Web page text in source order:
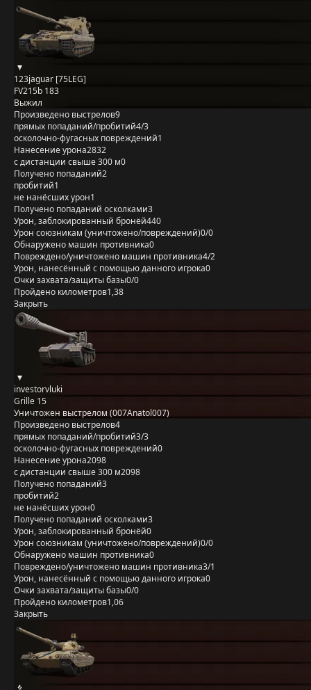
123jaguar [75LEG]
FV215b 183
Выжил
Произведено выстрелов9
прямых попаданий/пробитий4/3
осколочно-фугасных повреждений1
Нанесение урона2832
с дистанции свыше 300 м0
Получено попаданий2
пробитий1
не нанёсших урон1
Получено попаданий осколками3
Урон, заблокированный бронёй440
Урон союзникам (уничтожено/повреждений)0/0
Обнаружено машин противника0
Повреждено/уничтожено машин противника4/2
Урон, нанесённый с помощью данного игрока0
Очки захвата/защиты базы0/0
Пройдено километров1,38
Закрыть
investorvluki
Grille 15
Уничтожен выстрелом (007Anatol007)
Произведено выстрелов4
прямых попаданий/пробитий3/3
осколочно-фугасных повреждений0
Нанесение урона2098
с дистанции свыше 300 м2098
Получено попаданий3
пробитий2
не нанёсших урон0
Получено попаданий осколками3
Урон, заблокированный бронёй0
Урон союзникам (уничтожено/повреждений)0/0
Обнаружено машин противника0
Повреждено/уничтожено машин противника3/1
Урон, нанесённый с помощью данного игрока0
Очки захвата/защиты базы0/0
Пройдено километров1,06
Закрыть